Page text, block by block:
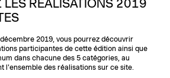
LES RÉALISATIONS 2019
2019, vous pourrez découvrir
participantes de cette édition ainsi que
dans chacune des 5 catégories, au
l'ensemble des réalisations sur ce site.